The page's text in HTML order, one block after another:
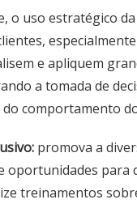
o uso estratégico
e apliquem
a tomada de
comportamento
promova a
oportunidades para
treinamentos